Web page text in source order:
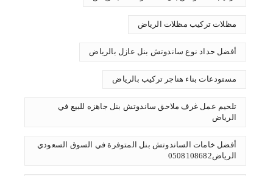
مظلات تركيب مظلات الرياض
أفضل حداد نوع ساندوتش بنل عازل بالرياض
مستودعات بناء هناجر تركيب بالرياض
تلحيم عمل غرف ملاحق ساندوتش بنل جاهزه للبيع في
الرياض
أفضل خامات الساندوتش بنل المتوفرة في السوق السعودي
الرياض0508108682